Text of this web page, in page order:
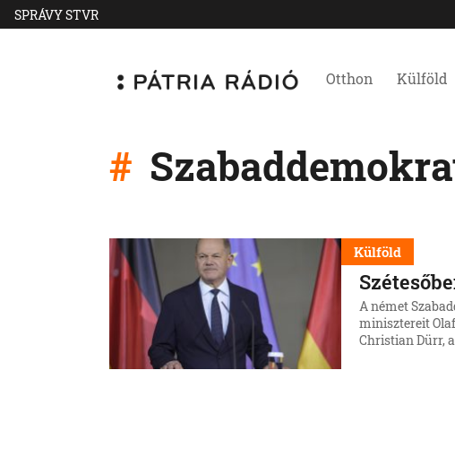
SPRÁVY STVR
Otthon Külföld
Külföld
A német
minisztereit
Christian Dürr,